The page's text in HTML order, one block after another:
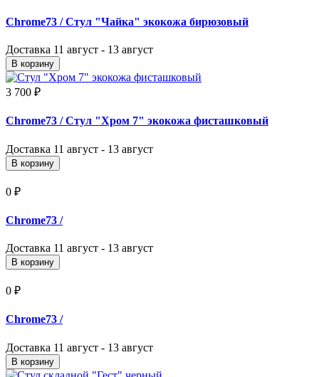
Chrome73 / Стул "Чайка" экокожа бирюзовый
Доставка 11 август - 13 август
В корзину
3 700 ₽
Chrome73 / Стул "Хром 7" экокожа фисташковый
Доставка 11 август - 13 август
В корзину
0 ₽
Chrome73 /
Доставка 11 август - 13 август
В корзину
0 ₽
Chrome73 /
Доставка 11 август - 13 август
В корзину